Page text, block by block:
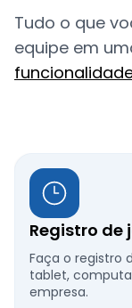
Tudo o que
equipe em
Registro de
Faça o registro
tablet,
empresa.